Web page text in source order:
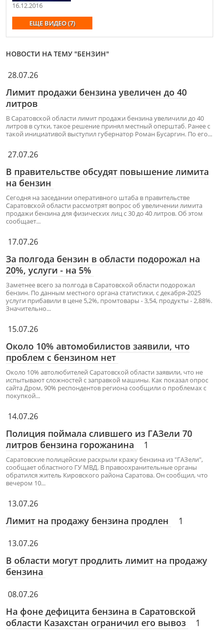
16.12.2016
ЕЩЕ ВИДЕО (7)
НОВОСТИ НА ТЕМУ "БЕНЗИН"
28.07.26
Лимит продажи бензина увеличен до 40
литров
В Саратовской области лимит продажи бензина увеличили до 40
литров в сутки, такое решение принял местный оперштаб. Ранее с
такой инициативой выступил губернатор Роман Бусаргин. По его...
27.07.26
В правительстве обсудят повышение лимита
на бензин
Сегодня на заседании оперативного штаба в правительстве
Саратовской области рассмотрят вопрос об увеличении лимита
продажи бензина для физических лиц с 30 до 40 литров. Об этом
сообщает...
17.07.26
За полгода бензин в области подорожал на
20%, услуги - на 5%
Заметнее всего за полгода в Саратовской области подорожал
бензин. По данным местного органа статистики, с декабря-2025
услуги прибавили в цене 5,2%, промтовары - 3,54, продукты - 2,88%.
Значительно...
15.07.26
Около 10% автомобилистов заявили, что
проблем с бензином нет
Около 10% автолюбителей Саратовской области заявили, что не
испытывают сложностей с заправкой машины. Как показал опрос
сайта Дром, 90% респондентов региона сообщили о проблемах с
покупкой...
14.07.26
Полиция поймала слившего из ГАЗели 70
литров бензина горожанина
1
Саратовские полицейские раскрыли кражу бензина из "ГАЗели",
сообщает областного ГУ МВД. В правоохранительные органы
обратился житель Кировского района Саратова. Он сообщил, что
вечером 10...
13.07.26
Лимит на продажу бензина продлен 1
13.07.26
В области могут продлить лимит на продажу
бензина
08.07.26
На фоне дефицита бензина в Саратовской
области Казахстан ограничил его вывоз
1